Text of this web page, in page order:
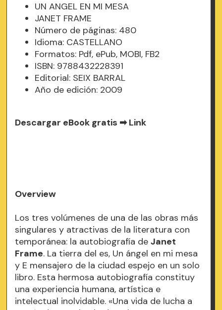
UN ANGEL EN MI MESA
JANET FRAME
Número de páginas: 480
Idioma: CASTELLANO
Formatos: Pdf, ePub, MOBI, FB2
ISBN: 9788432228391
Editorial: SEIX BARRAL
Año de edición: 2009
Descargar eBook gratis ➡Link
Overview
Los tres volúmenes de una de las obras más
singulares y atractivas de la literatura con
temporánea: la autobiografía deJanet
Frame. La tierra del es, Un ángel en mi mesa
y E mensajero de la ciudad espejo en un solo
libro. Esta hermosa autobiografía constituy
una experiencia humana, artística e
intelectual inolvidable. «Una vida de lucha a